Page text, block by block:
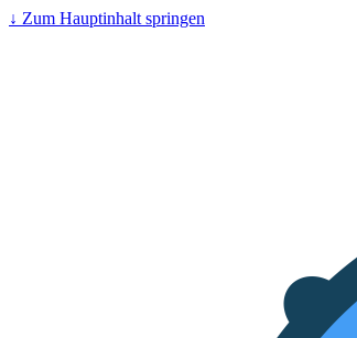
↓ Zum Hauptinhalt springen